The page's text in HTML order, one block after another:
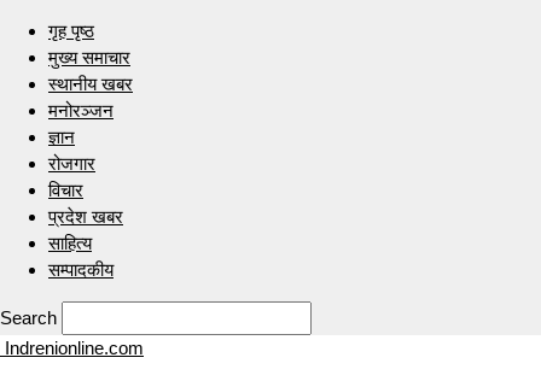
गृह पृष्ठ
मुख्य समाचार
स्थानीय खबर
मनोरञ्जन
ज्ञान
रोजगार
विचार
प्रदेश खबर
साहित्य
सम्पादकीय
Search
Indrenionline.com